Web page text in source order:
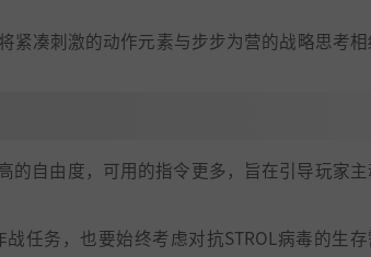
紧凑刺激的动作元素与步步为营的战略思考相
的自由度，可用的指令更多，旨在引导玩家主
任务，也要始终考虑对抗STROL病毒的生存